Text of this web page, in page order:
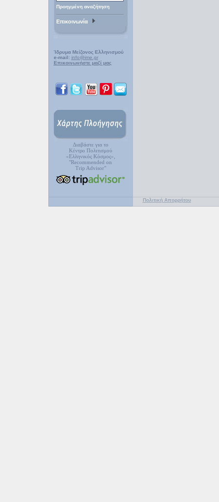
Προηγμένη αναζήτηση
Επικοινωνία
Ίδρυμα Μείζονος Ελληνισμού
e-mail: info@ime.gr
Επικοινωνήστε μαζί μας
Διαβάστε για το
Κέντρο Πολιτισμού
«Ελληνικός Κόσμος»,
"Recommended on
Trip Advisor"
Πολιτική Απορρήτου